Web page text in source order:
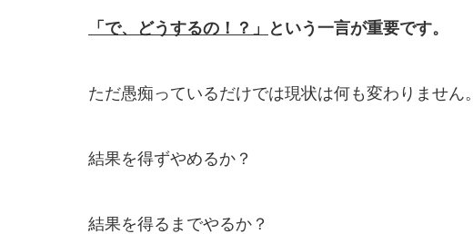
「で、どうするの！？」 という 一言が重要です。
ただ愚痴っているだけでは現状は何も変わりません。
結果を得ずやめるか？
結果を得るまでやるか？